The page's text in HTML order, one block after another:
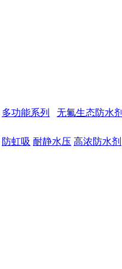
多功能系列 无氟生态防水剂
防虹吸 耐静水压 高浓防水剂